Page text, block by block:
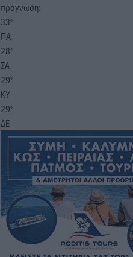
πρόγνωση:
33°
ΠΑ
28°
ΣΑ
29°
ΚΥ
29°
ΔΕ